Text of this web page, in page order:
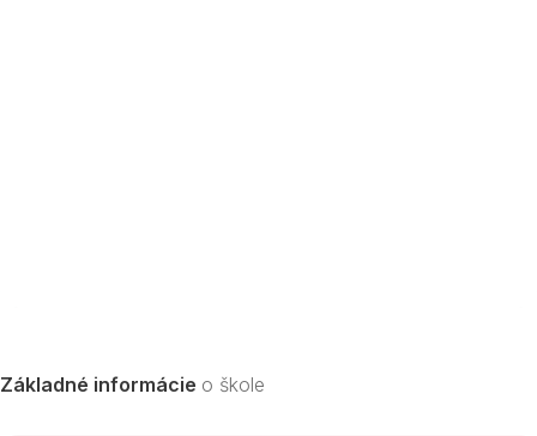
Základné informácie o škole